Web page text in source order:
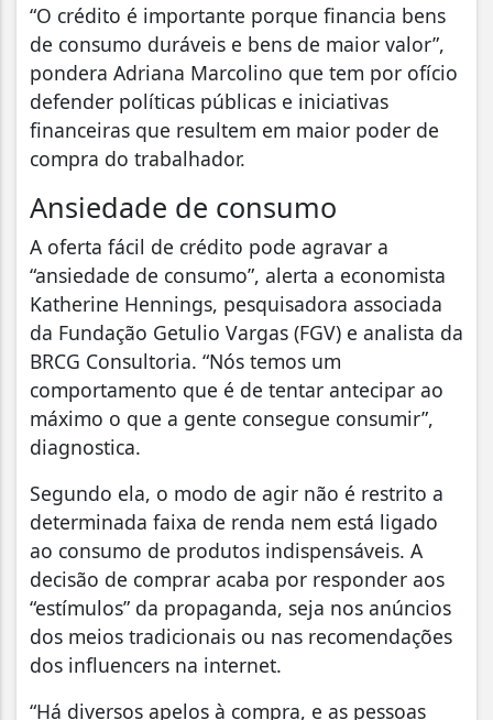
“O crédito é importante porque financia bens
de consumo duráveis e bens de maior valor”,
pondera Adriana Marcolino que tem por ofício
defender políticas públicas e iniciativas
financeiras que resultem em maior poder de
compra do trabalhador.
Ansiedade de consumo
A oferta fácil de crédito pode agravar a
“ansiedade de consumo”, alerta a economista
Katherine Hennings, pesquisadora associada
da Fundação Getulio Vargas (FGV) e analista da
BRCG Consultoria. “Nós temos um
comportamento que é de tentar antecipar ao
máximo o que a gente consegue consumir”,
diagnostica.
Segundo ela, o modo de agir não é restrito a
determinada faixa de renda nem está ligado
ao consumo de produtos indispensáveis. A
decisão de comprar acaba por responder aos
“estímulos” da propaganda, seja nos anúncios
dos meios tradicionais ou nas recomendações
dos influencers na internet.
“Há diversos apelos à compra, e as pessoas